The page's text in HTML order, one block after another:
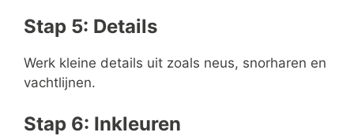
Stap 5: Details
Werk kleine details uit zoals neus, snorharen en
vachtlijnen.
Stap 6: Inkleuren